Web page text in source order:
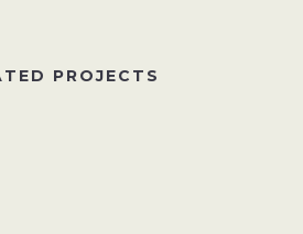
PROJECTS